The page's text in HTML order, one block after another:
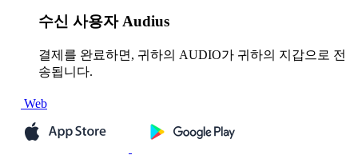
수신 사용자 Audius
결제를 완료하면, 귀하의 AUDIO가 귀하의 지갑으로 전
송됩니다.
Web